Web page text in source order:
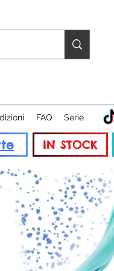
FAQ Serie
IN STOCK